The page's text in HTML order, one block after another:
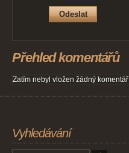
Přehled komentářů
Zatím nebyl vložen žádný komentář
Vyhledávání